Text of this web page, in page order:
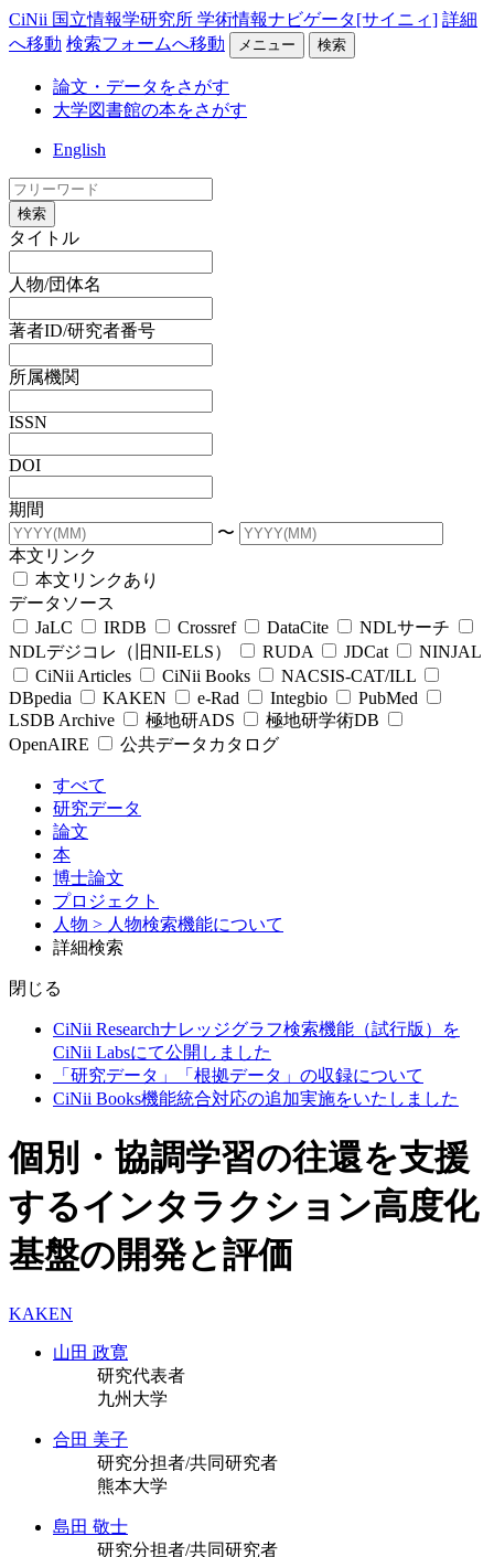
CiNii 国立情報学研究所 学術情報ナビゲータ[サイニィ] 詳細
へ移動 検索フォームへ移動 メニュー 検索
論文・データをさがす
大学図書館の本をさがす
English
検索
タイトル
人物/団体名
著者ID/研究者番号
所属機関
ISSN
DOI
期間
〜
本文リンク
本文リンクあり
データソース
JaLC
IRDB Crossref DataCite
NDLサーチ
NDLデジコレ（旧NII-ELS）
RUDA JDCat
NINJAL
CiNii Articles
CiNii Books
NACSIS-CAT/ILL
DBpedia
KAKEN e-Rad Integbio
PubMed
LSDB Archive
極地研ADS
極地研学術DB
OpenAIRE
公共データカタログ
すべて
研究データ
論文
本
博士論文
プロジェクト
人物 > 人物検索機能について
詳細検索
閉じる
CiNii Researchナレッジグラフ検索機能（試行版）を
CiNii Labsにて公開しました
「研究データ」「根拠データ」の収録について
CiNii Books機能統合対応の追加実施をいたしました
個別・協調学習の往還を支援
するインタラクション高度化
基盤の開発と評価
KAKEN
山田 政寛
研究代表者
九州大学
合田 美子
研究分担者/共同研究者
熊本大学
島田 敬士
研究分担者/共同研究者